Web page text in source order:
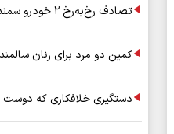
تصادف رخ‌به‌رخ ۲ خودرو سمند/ ۴ سرنشین جان باختند
کمین دو مرد برای زنان
دستگیری خلافکاری که